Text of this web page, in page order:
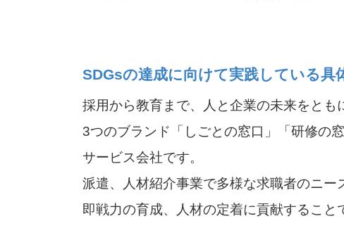
SDGsの達成に向けて実践している具
採用から教育まで、人と企業の未来をとも
3つのブランド「しごとの窓口」「研修の
サービス会社です。
派遣、人材紹介事業で多様な求職者のニー
即戦力の育成、人材の定着に貢献すること